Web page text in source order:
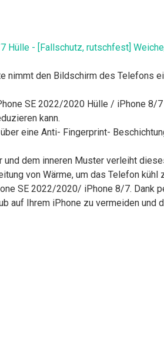
Hülle - [Fallschutz, rutschfest]
nimmt den Bildschirm des Telefons
SE 2022/2020 Hülle / iPhone
kann.
eine Anti- Fingerprint-
dem inneren Muster verleiht
von Wärme, um das Telefon kühl
SE 2022/2020/ iPhone 8/7. Dank
auf Ihrem iPhone zu vermeiden und